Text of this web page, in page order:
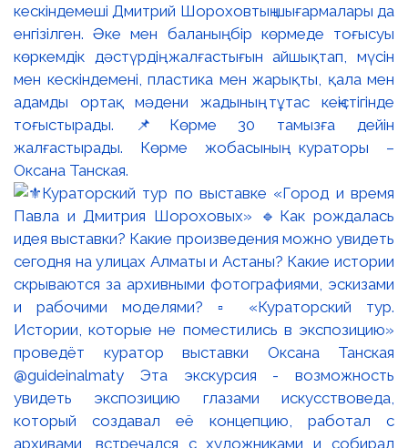
кескіндемеші Дмитрий Шороховтың шығармалары да
енгізілген. Әке мен баланың бір көрмеде тоғысуы
көркемдік дәстүрдің жалғастығын айшықтап, мүсін
мен кескіндемені, пластика мен жарықты, қала мен
адамды ортақ мәдени жадының тұтас кеңістігінде
тоғыстырады. 📌Көрме 30 тамызға дейін
жалғастырады. Көрме жобасының кураторы –
Оксана Танская.